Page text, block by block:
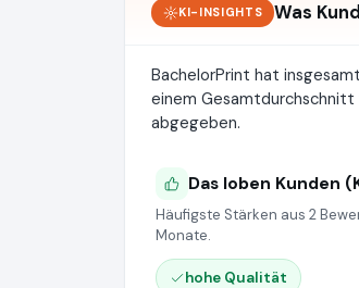
KI-INSIGHTS Was
BachelorPrint hat insgesamt
einem
abgegeben.
Das loben Kunden
Häufigste Stärken aus 2
Monate.
hohe Qualität